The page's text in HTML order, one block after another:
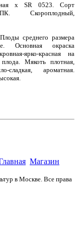
х SR 0523. Сорт
Скороплодный,
среднего размера
Основная окраска
ярко-красная на
Мякоть плотная,
сладкая, ароматная.
Магазин
в Москве. Все права